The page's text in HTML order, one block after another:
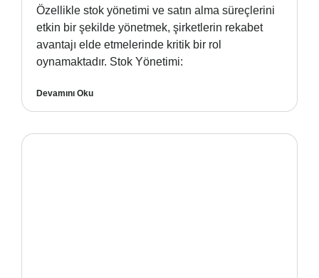
Özellikle stok yönetimi ve satın alma süreçlerini
etkin bir şekilde yönetmek, şirketlerin rekabet
avantajı elde etmelerinde kritik bir rol
oynamaktadır. Stok Yönetimi:
Devamını Oku